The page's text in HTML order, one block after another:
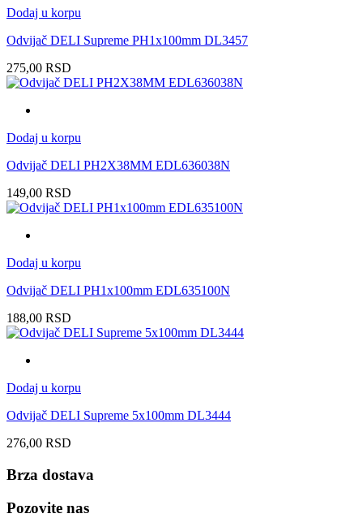
Dodaj u korpu
Odvijač DELI Supreme PH1x100mm DL3457
275,00 RSD
Dodaj u korpu
Odvijač DELI PH2X38MM EDL636038N
149,00 RSD
Dodaj u korpu
Odvijač DELI PH1x100mm EDL635100N
188,00 RSD
Dodaj u korpu
Odvijač DELI Supreme 5x100mm DL3444
276,00 RSD
Brza dostava
Pozovite nas